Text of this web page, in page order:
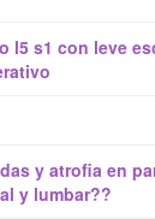
l5 s1 con leve
y atrofia en
y lumbar??